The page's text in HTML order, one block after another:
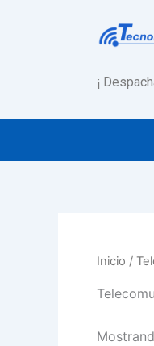
¡
Inicio /